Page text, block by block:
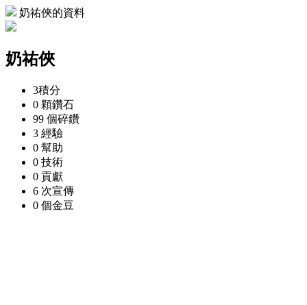
奶祐俠的資料
奶祐俠
3積分
0 顆鑽石
99 個碎鑽
3 經驗
0 幫助
0 技術
0 貢獻
6 次宣傳
0 個金豆